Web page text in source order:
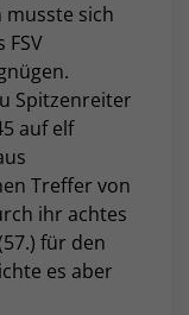
musste sich
FSV
Spitzenreiter
auf elf
Treffer von
ihr achtes
für den
es aber